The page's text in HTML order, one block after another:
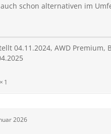
schon alternativen im
04.11.2024, AWD Premium,
1
2026